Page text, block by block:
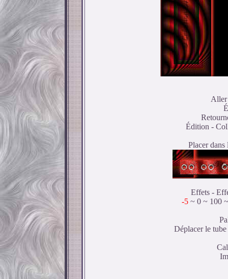
Aller
Édition -
Placer dans
Effets -
-5~ 0 ~ 100
Déplacer le tube